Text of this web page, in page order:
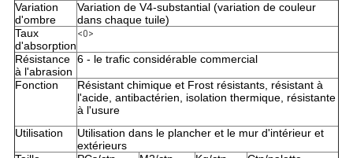
Variation
d'ombre
Variation de V4-substantial (variation de couleur
dans chaque tuile)
Taux
d'absorption
<0>
Résistance
à l'abrasion
6 - le trafic considérable commercial
Fonction
Résistant chimique et Frost résistants, résistant à
l'acide, antibactérien, isolation thermique, résistante
à l'usure
Utilisation
Utilisation dans le plancher et le mur d'intérieur et
extérieurs